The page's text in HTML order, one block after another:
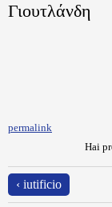
Γιουτλάνδη
permalink
Hai
‹ iutificio